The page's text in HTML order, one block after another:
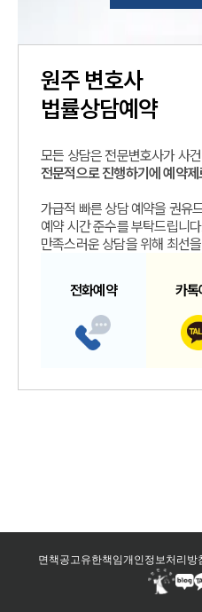
원주 변호사
법률상담예약
모든 상담은 전문변호사가 사
전문적으로 진행하기에 예약
가급적 빠른 상담 예약을 권유
예약 시간 준수를 부탁드립니다.
만족스러운 상담을 위해 최선
전화예약 카톡
면책공고유한책임개인정보처리방